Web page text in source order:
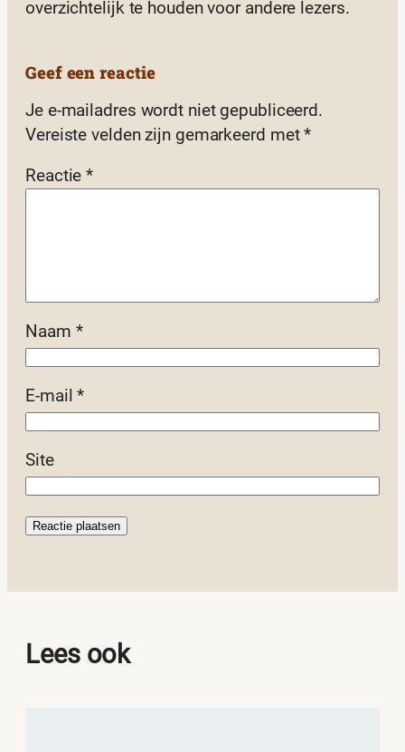
overzichtelijk te houden voor andere lezers.
Geef een reactie
Je e-mailadres wordt niet gepubliceerd.
Vereiste velden zijn gemarkeerd met*
Reactie*
Naam *
E-mail*
Site
Lees ook